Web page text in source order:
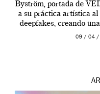
Byström, portada de
a su práctica artística
deepfakes, creando
09 / 04